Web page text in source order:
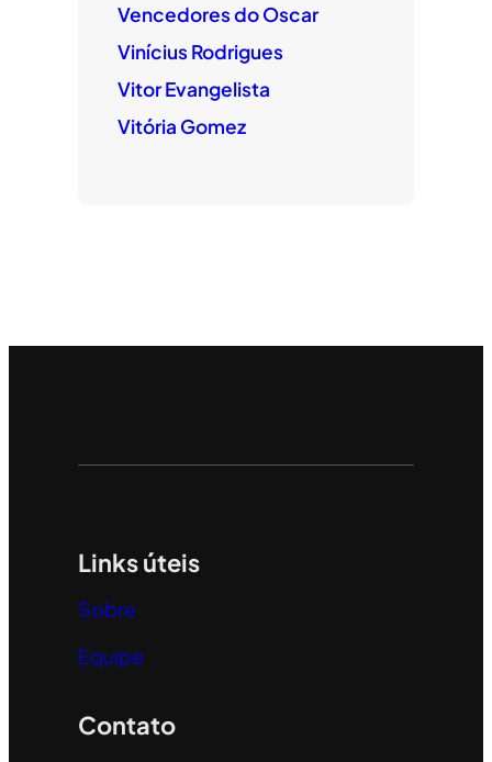
Vencedores do Oscar
Vinícius Rodrigues
Vitor Evangelista
Vitória Gomez
Links úteis
Sobre
Equipe
Contato